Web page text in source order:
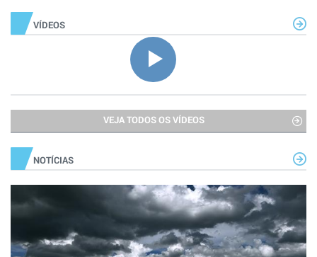
VÍDEOS
VEJA TODOS OS VÍDEOS
NOTÍCIAS